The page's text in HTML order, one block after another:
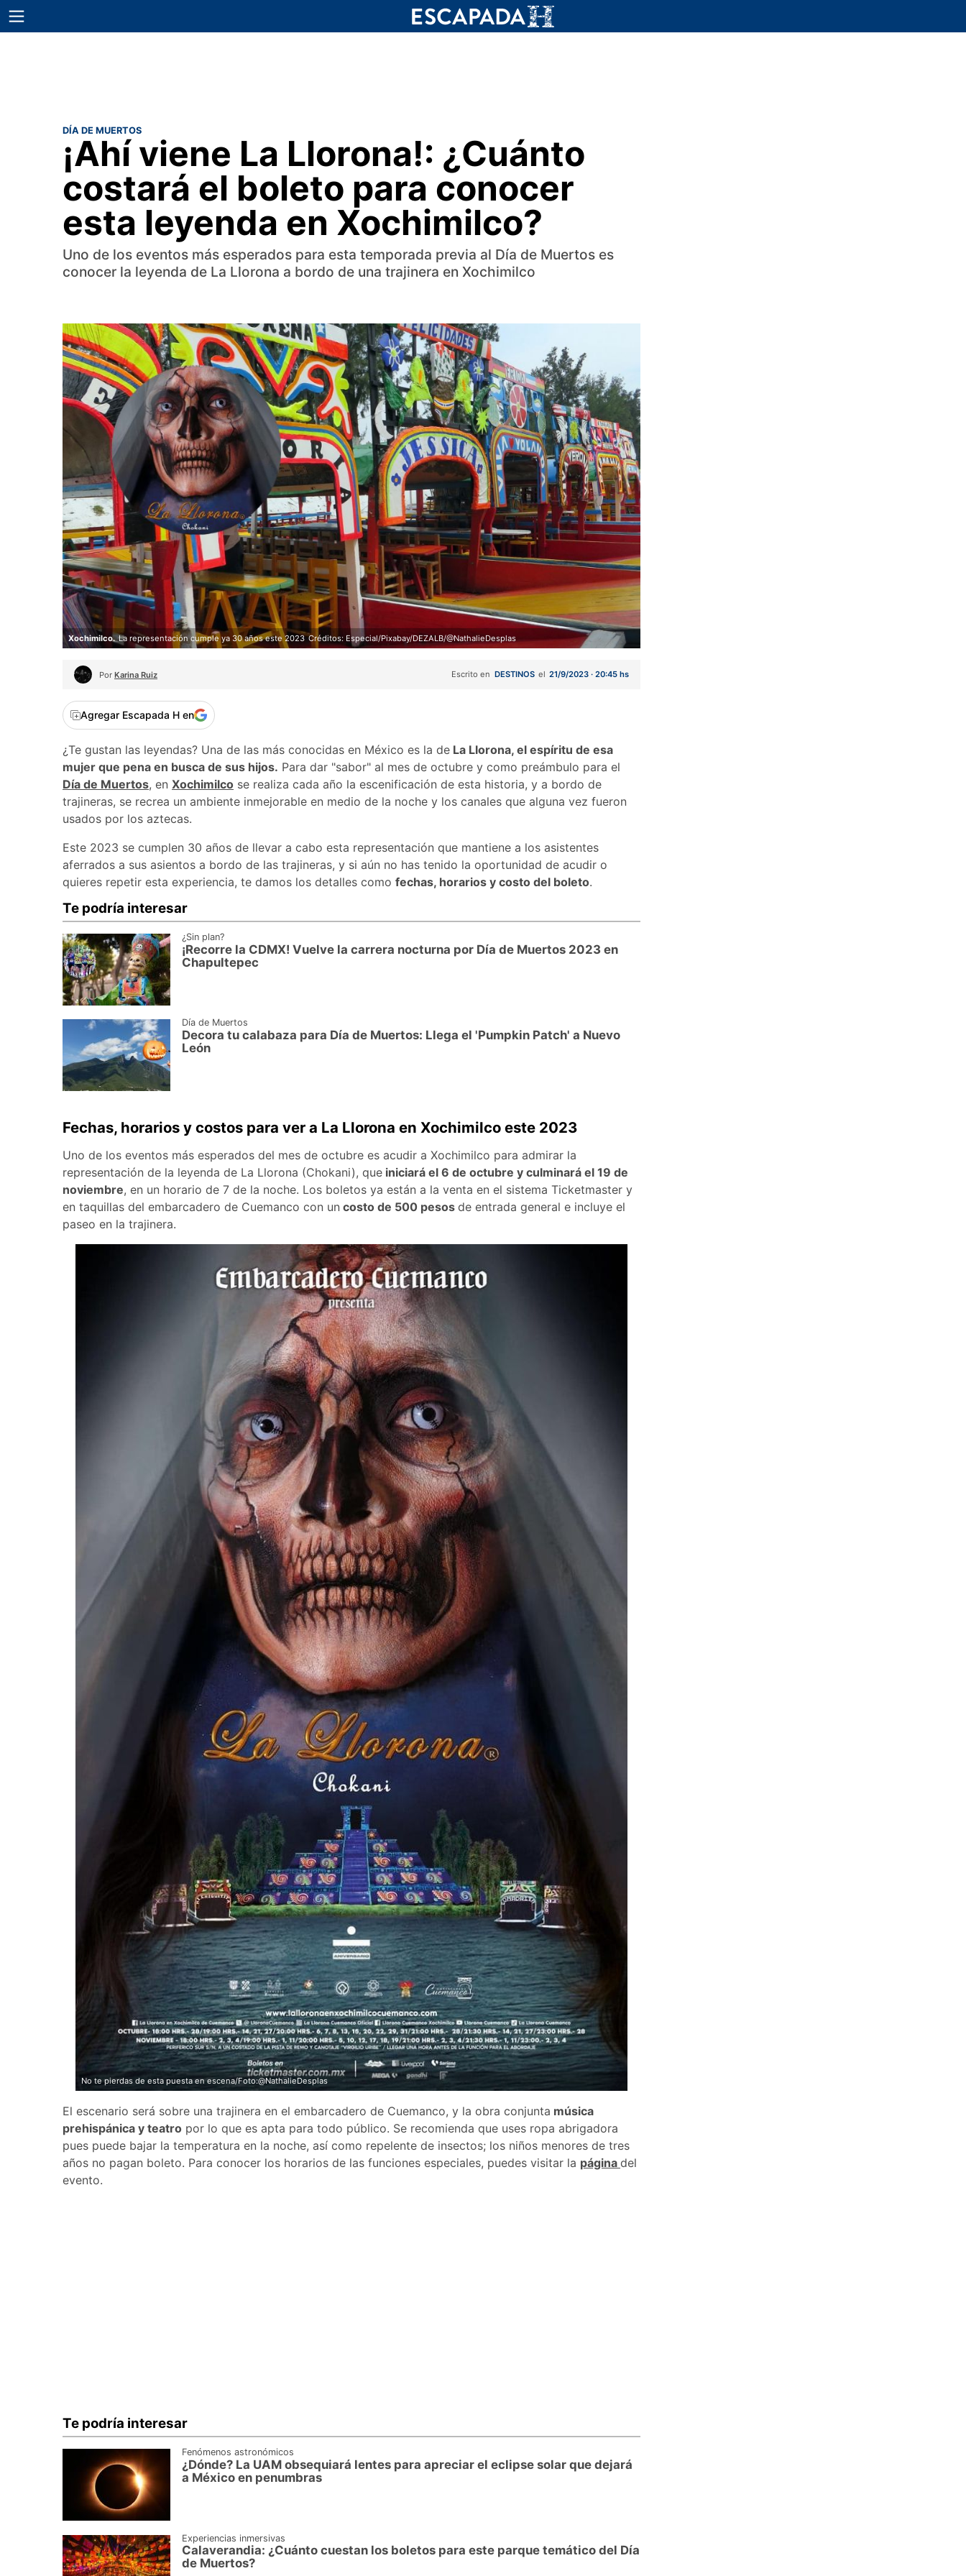
DÍA DE MUERTOS
¡Ahí viene La Llorona!: ¿Cuánto
costará el boleto para conocer
esta leyenda en Xochimilco?
Uno de los eventos más esperados para esta temporada previa al Día de Muertos es
conocer la leyenda de La Llorona a bordo de una trajinera en Xochimilco
Xochimilco. La representación cumple ya 30 años este 2023 Créditos: Especial/Pixabay/DEZALB/@NathalieDesplas
Por Karina Ruiz Escrito en DESTINOS el 21/9/2023 · 20:45 hs
Agregar Escapada H en
¿Te gustan las leyendas? Una de las más conocidas en México es la de La Llorona, el espíritu de esa
mujer que pena en busca de sus hijos. Para dar "sabor" al mes de octubre y como preámbulo para el
Día de Muertos, en Xochimilco se realiza cada año la escenificación de esta historia, y a bordo de
trajineras, se recrea un ambiente inmejorable en medio de la noche y los canales que alguna vez fueron
usados por los aztecas.
Este 2023 se cumplen 30 años de llevar a cabo esta representación que mantiene a los asistentes
aferrados a sus asientos a bordo de las trajineras, y si aún no has tenido la oportunidad de acudir o
quieres repetir esta experiencia, te damos los detalles como fechas, horarios y costo del boleto.
Te podría interesar
¿Sin plan?
¡Recorre la CDMX! Vuelve la carrera nocturna por Día de Muertos 2023 en
Chapultepec
Día de Muertos
Decora tu calabaza para Día de Muertos: Llega el 'Pumpkin Patch' a Nuevo
León
Fechas, horarios y costos para ver a La Llorona en Xochimilco este 2023
Uno de los eventos más esperados del mes de octubre es acudir a Xochimilco para admirar la
representación de la leyenda de La Llorona (Chokani), que iniciará el 6 de octubre y culminará el 19 de
noviembre, en un horario de 7 de la noche. Los boletos ya están a la venta en el sistema Ticketmaster y
en taquillas del embarcadero de Cuemanco con un costo de 500 pesos de entrada general e incluye el
paseo en la trajinera.
No te pierdas de esta puesta en escena/Foto:@NathalieDesplas
El escenario será sobre una trajinera en el embarcadero de Cuemanco, y la obra conjunta música
prehispánica y teatro por lo que es apta para todo público. Se recomienda que uses ropa abrigadora
pues puede bajar la temperatura en la noche, así como repelente de insectos; los niños menores de tres
años no pagan boleto. Para conocer los horarios de las funciones especiales, puedes visitar la página del
evento.
Te podría interesar
Fenómenos astronómicos
¿Dónde? La UAM obsequiará lentes para apreciar el eclipse solar que dejará
a México en penumbras
Experiencias inmersivas
Calaverandia: ¿Cuánto cuestan los boletos para este parque temático del Día
de Muertos?